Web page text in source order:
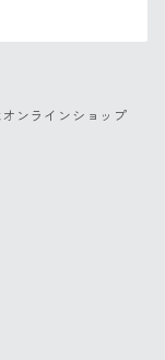
ンラインショップ